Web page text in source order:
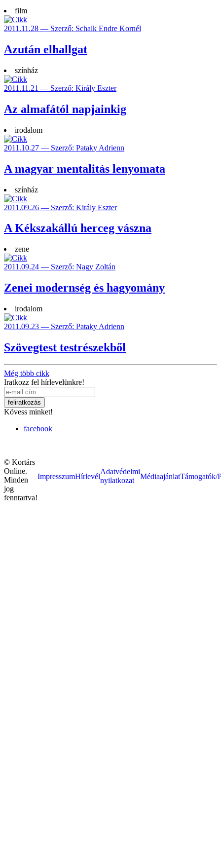
film
2011.11.28 — Szerző: Schalk Endre Kornél
Azután elhallgat
színház
2011.11.21 — Szerző: Király Eszter
Az almafától napjainkig
irodalom
2011.10.27 — Szerző: Pataky Adrienn
A magyar mentalitás lenyomata
színház
2011.09.26 — Szerző: Király Eszter
A Kékszakállú herceg vászna
zene
2011.09.24 — Szerző: Nagy Zoltán
Zenei modernség és hagyomány
irodalom
2011.09.23 — Szerző: Pataky Adrienn
Szövegtest testrészekből
Még több cikk
Iratkozz fel hírlevelünkre!
Kövess minket!
facebook
© Kortárs
Online.
Minden
jog
fenntartva!
ImpresszumHírlevél
Adatvédelmi
nyilatkozat
MédiaajánlatTámogatók/